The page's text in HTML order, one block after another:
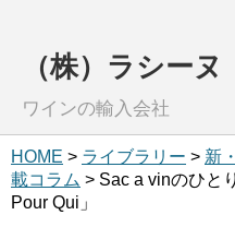
（株）ラシーヌ
ワインの輸入会社
HOME > ライブラリー > 新
載コラム > Sac a vinのひと
Pour Qui」